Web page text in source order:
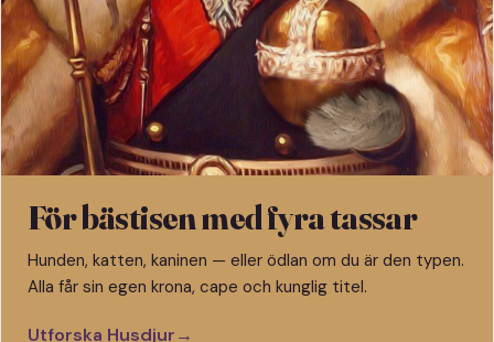
För bästisen med fyra tassar
Hunden, katten, kaninen — eller ödlan om du är den typen.
Alla får sin egen krona, cape och kunglig titel.
Utforska Husdjur→